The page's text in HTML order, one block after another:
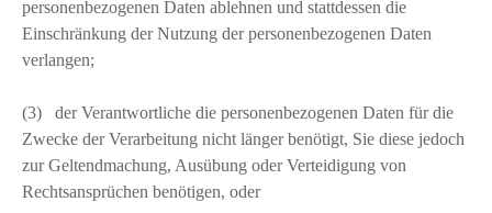
personenbezogenen Daten ablehnen und stattdessen die
Einschränkung der Nutzung der personenbezogenen Daten
verlangen;
(3) der Verantwortliche die personenbezogenen Daten für die
Zwecke der Verarbeitung nicht länger benötigt, Sie diese jedoch
zur Geltendmachung, Ausübung oder Verteidigung von
Rechtsansprüchen benötigen, oder